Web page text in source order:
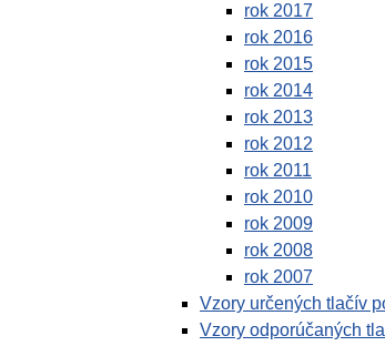
rok 2017
rok 2016
rok 2015
rok 2014
rok 2013
rok 2012
rok 2011
rok 2010
rok 2009
rok 2008
rok 2007
Vzory určených tlačív
Vzory odporúčaných